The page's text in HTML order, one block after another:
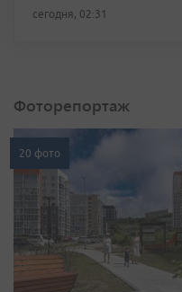
сегодня, 02:31
Фоторепортаж
20 фото